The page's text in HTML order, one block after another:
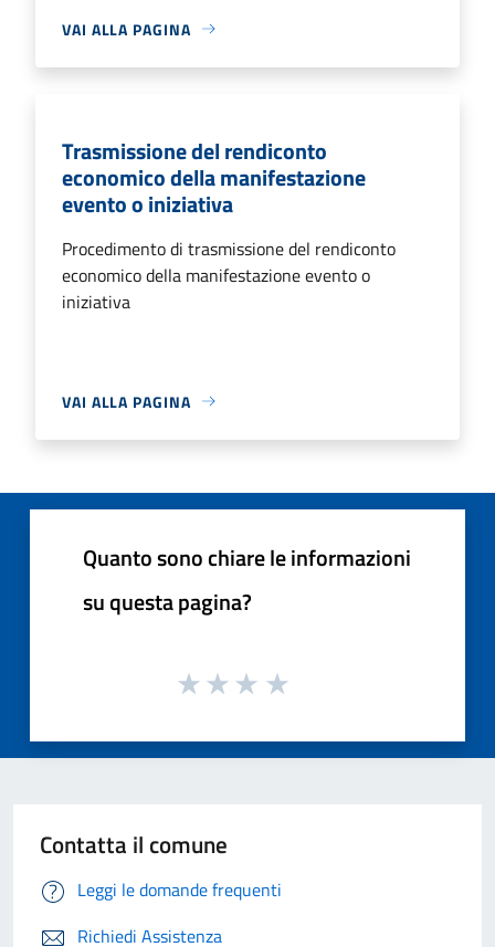
VAI ALLA PAGINA
Trasmissione del rendiconto
economico della manifestazione
evento o iniziativa
Procedimento di trasmissione del rendiconto
economico della manifestazione evento o
iniziativa
VAI ALLA PAGINA
Quanto sono chiare le informazioni
su questa pagina?
Contatta il comune
Leggi le domande frequenti
Richiedi Assistenza